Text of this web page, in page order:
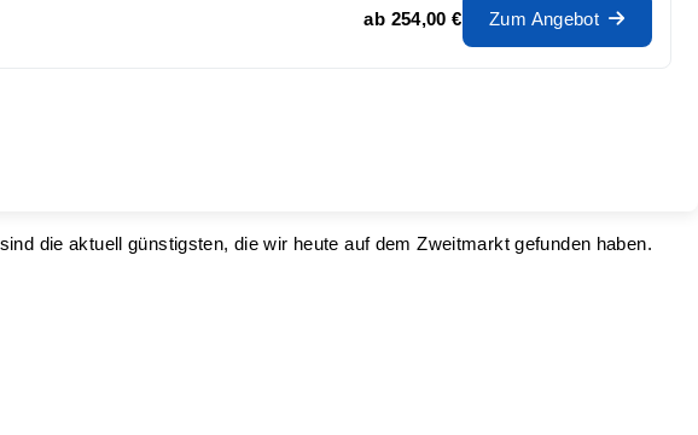
ab 254,00 € Zum Angebot
die aktuell günstigsten, die wir heute auf dem Zweitmarkt gefunden haben.